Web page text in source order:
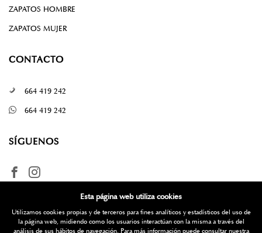
ZAPATOS HOMBRE
ZAPATOS MUJER
CONTACTO
664 419 242
664 419 242
SÍGUENOS
Esta página web utiliza cookies
Utilizamos cookies propias y de terceros para fines analíticos y estadísticos del uso de
la página web, midiendo como los usuarios interactúan con la misma a través del
análisis de sus hábitos de navegación. Para más información puede consultar nuestra